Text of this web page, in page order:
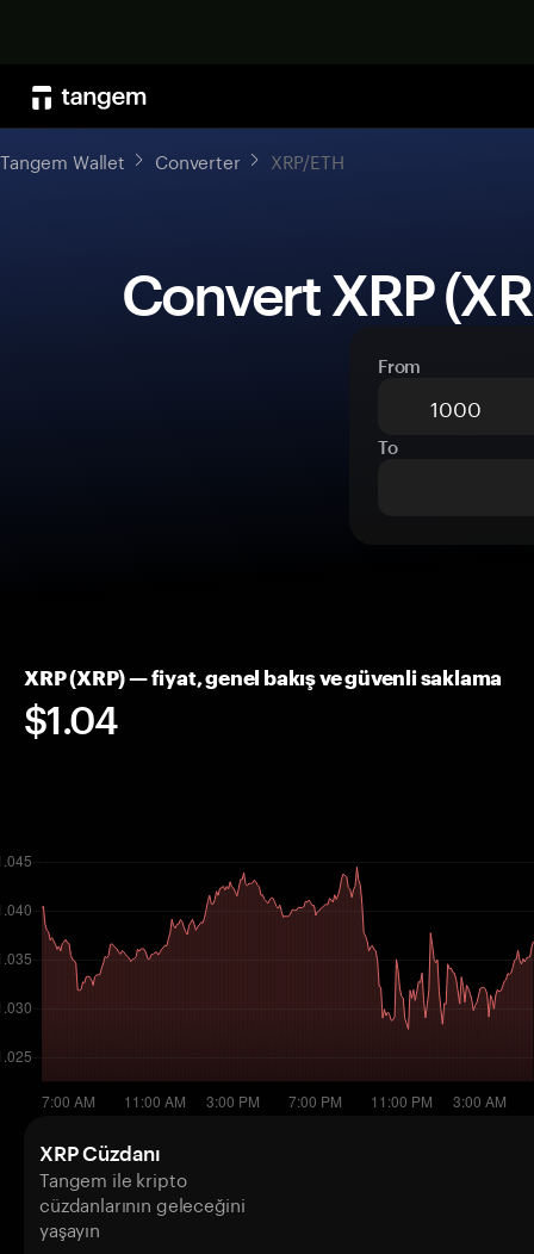
Tangem Wallet Converter XRP/ETH
Convert XRP
From
To
XRP (XRP) — fiyat, genel bakış ve güvenli saklama
$1.04
XRP Cüzdanı
Tangem ile kripto
cüzdanlarının geleceğini
yaşayın